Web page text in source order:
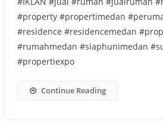
#property #propertimedan
#residence #residencemedan
#rumahmedan #siaphunimedan
#propertiexpo
Continue Reading